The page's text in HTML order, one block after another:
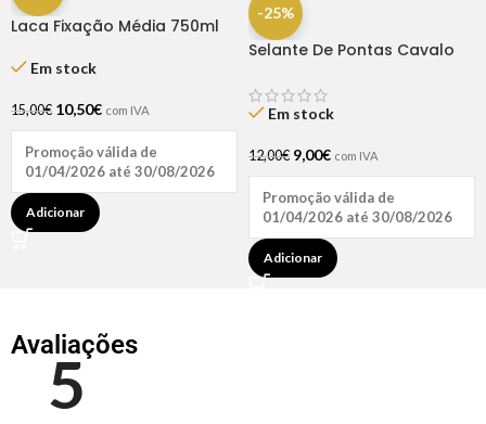
Laca Fixação Média 750ml
Em stock
15,00€ 10,50€ com IVA
Promoção válida de
01/04/2026 até 30/08/2026
Adicionar
-25%
Selante De Pontas Cavalo
Em stock
12,00€ 9,00€ com IVA
Promoção válida de
01/04/2026 até 30/08/2026
Adicionar
Avaliações
5